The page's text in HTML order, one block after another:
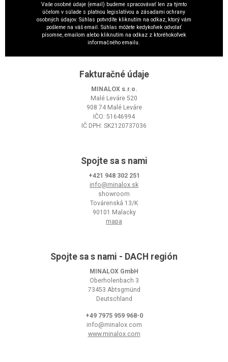
Vaše osobné údaje (email) budeme spracovávať len za týmto
účelom v súlade s platnou legislatívou a zásadami ochrany
osobných údajov. Súhlas potvrdíte kliknutím na odkaz, ktorý vám
pošleme na váš email. Súhlas môžete kedykoľvek odvolať
písomne, emailom alebo kliknutím na odkaz z ktoréhokoľvek
informačného emailu.
Fakturačné údaje
MINALOX s.r.o.
Malé Leváre 520
908 74 Malé Leváre
IČO: 51646994
IČ DPH: SK2120737036
Spojte sa s nami
+421 948 302 251
info@minalox.sk
showroom
Továrenská 13/K
90101 Malacky
mapa
Spojte sa s nami - DACH región
MINALOX GmbH
Oberholenbach 3
73453 Abtsgmünd
Deutschland
+49 7975 959 968-0
info@minalox.com
www.minalox.com